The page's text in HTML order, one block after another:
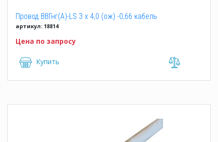
Провод ВВГнг(А)-LS 3 x 4,0 (ож) -0,66 кабель
артикул: 18814
Цена по запросу
Купить